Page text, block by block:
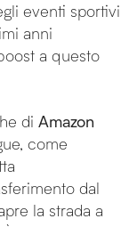
eventi sportivi
anni
a questo
di Amazon
come
dal
la strada a